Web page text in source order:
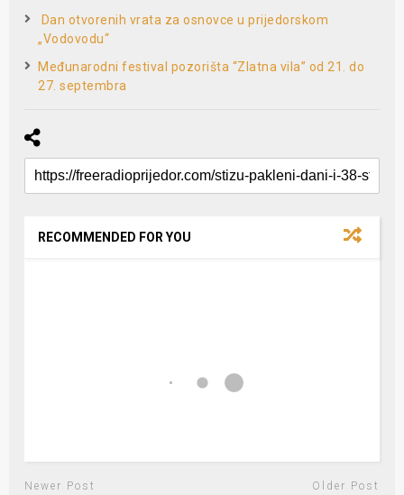
­ Dan otvorenih vrata za osnovce u prijedorskom
„Vodovodu“
Međunarodni festival pozorišta “Zlatna vila” od 21. do
27. septembra
RECOMMENDED FOR YOU
Newer Post Older Post